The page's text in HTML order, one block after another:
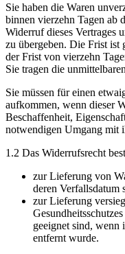
Sie haben die Waren
binnen vierzehn Tagen ab
Widerruf dieses Vertrages
zu übergeben. Die Frist
der Frist von vierzehn
Sie tragen die
Sie müssen für einen
aufkommen, wenn dieser
Beschaffenheit,
notwendigen Umgang mit
1.2 Das Widerrufsrecht
zur Lieferung von
deren Verfallsdatum
zur Lieferung
geeignet sind, wenn
entfernt wurde.